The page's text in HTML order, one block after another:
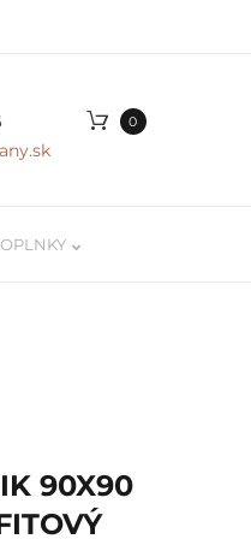
0
dekorácie
90X90